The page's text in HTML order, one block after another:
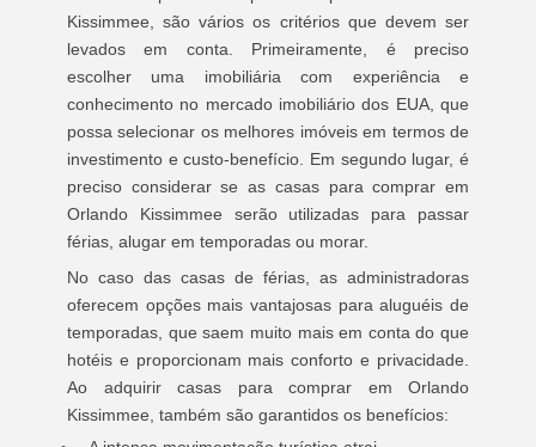
Kissimmee, são vários os critérios que devem ser
levados em conta. Primeiramente, é preciso
escolher uma imobiliária com experiência e
conhecimento no mercado imobiliário dos EUA, que
possa selecionar os melhores imóveis em termos de
investimento e custo-benefício. Em segundo lugar, é
preciso considerar se as casas para comprar em
Orlando Kissimmee serão utilizadas para passar
férias, alugar em temporadas ou morar.
No caso das casas de férias, as administradoras
oferecem opções mais vantajosas para aluguéis de
temporadas, que saem muito mais em conta do que
hotéis e proporcionam mais conforto e privacidade.
Ao adquirir casas para comprar em Orlando
Kissimmee, também são garantidos os benefícios: